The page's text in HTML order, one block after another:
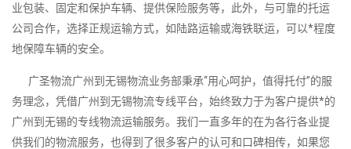
业包装、固定和保护车辆、提供保险服务等，此外，与可靠的托运
公司合作，选择正规运输方式，如陆路运输或海铁联运，可以*程度
地保障车辆的安全。
广圣物流广州到无锡物流业务部秉承“用心呵护，值得托付”的服
务理念，凭借广州到无锡物流专线平台，始终致力于为客户提供*的
广州到无锡的专线物流运输服务。我们一直多年的在为各行各业提
供我们的物流服务，也得到了很多客户的认可和口碑相传，如果您